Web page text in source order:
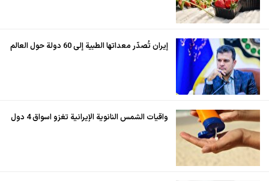
إيران تُصدّر معداتها الطبية إلى 60 دولة حول العالم
واقيات الشمس النانوية الإيرانية تغزو اسواق 4 دول